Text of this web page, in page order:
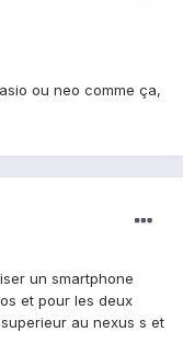
ou neo comme ça,
un smartphone
et pour les deux
au nexus s et